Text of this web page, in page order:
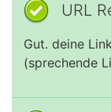
URL
Gut. deine
(sprechende